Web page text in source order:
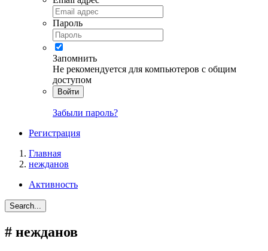
Пароль
Запомнить
Не рекомендуется для компьютеров с общим
доступом
Войти
Забыли пароль?
Регистрация
Главная
нежданов
Активность
Search...
# нежданов